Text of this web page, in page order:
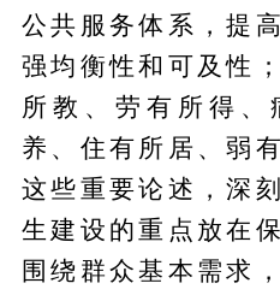
公共服务体系，提
强均衡性和可及性
所教、劳有所得、
养、住有所居、弱
这些重要论述，深
生建设的重点放在
围绕群众基本需求